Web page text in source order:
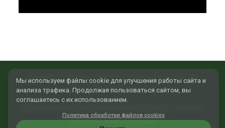
Внимание! Имеются противопоказания. Требуется
консультация специалиста.
обработки файлов cookies